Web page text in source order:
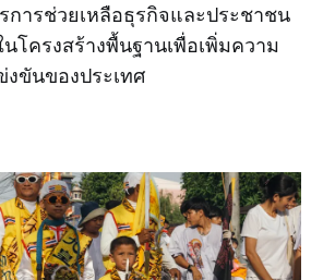
การช่วยเหลือธุรกิจและประชาชน
โครงสร้างพื้นฐานเพื่อเพิ่มความ
ขันของประเทศ